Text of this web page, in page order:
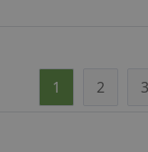
1 2 3